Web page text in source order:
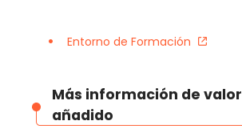
Entorno de Formación
Más información de valor
añadido